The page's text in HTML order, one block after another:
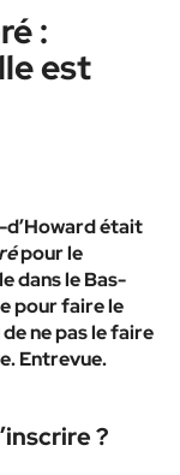
:
est
était
pour le
dans le Bas-
pour faire le
ne pas le faire
Entrevue.
?